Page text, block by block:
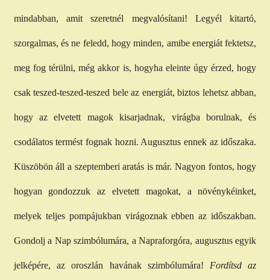
mindabban, amit szeretnél megvalósítani! Legyél kitartó,
szorgalmas, és ne feledd, hogy minden, amibe energiát fektetsz,
meg fog térülni, még akkor is, hogyha eleinte úgy érzed, hogy
csak teszed-teszed-teszed bele az energiát, biztos lehetsz abban,
hogy az elvetett magok kisarjadnak, virágba borulnak, és
csodálatos termést fognak hozni. Augusztus ennek az időszaka.
Küszöbön áll a szeptemberi aratás is már. Nagyon fontos, hogy
hogyan gondozzuk az elvetett magokat, a növénykéinket,
melyek teljes pompájukban virágoznak ebben az időszakban.
Gondolj a Nap szimbólumára, a Napraforgóra, augusztus egyik
jelképére, az oroszlán havának szimbólumára!Fordítsd az